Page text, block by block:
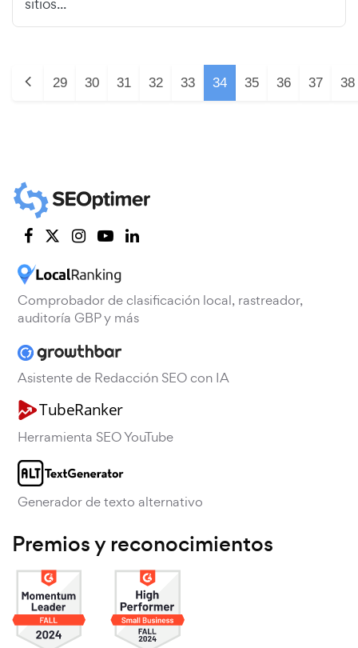
29 30 31 32 33 34 35 36 37 38
Comprobador de clasificación local, rastreador,
auditoría GBP y más
Asistente de Redacción SEO con IA
Herramienta SEO YouTube
Generador de texto alternativo
Premios y reconocimientos